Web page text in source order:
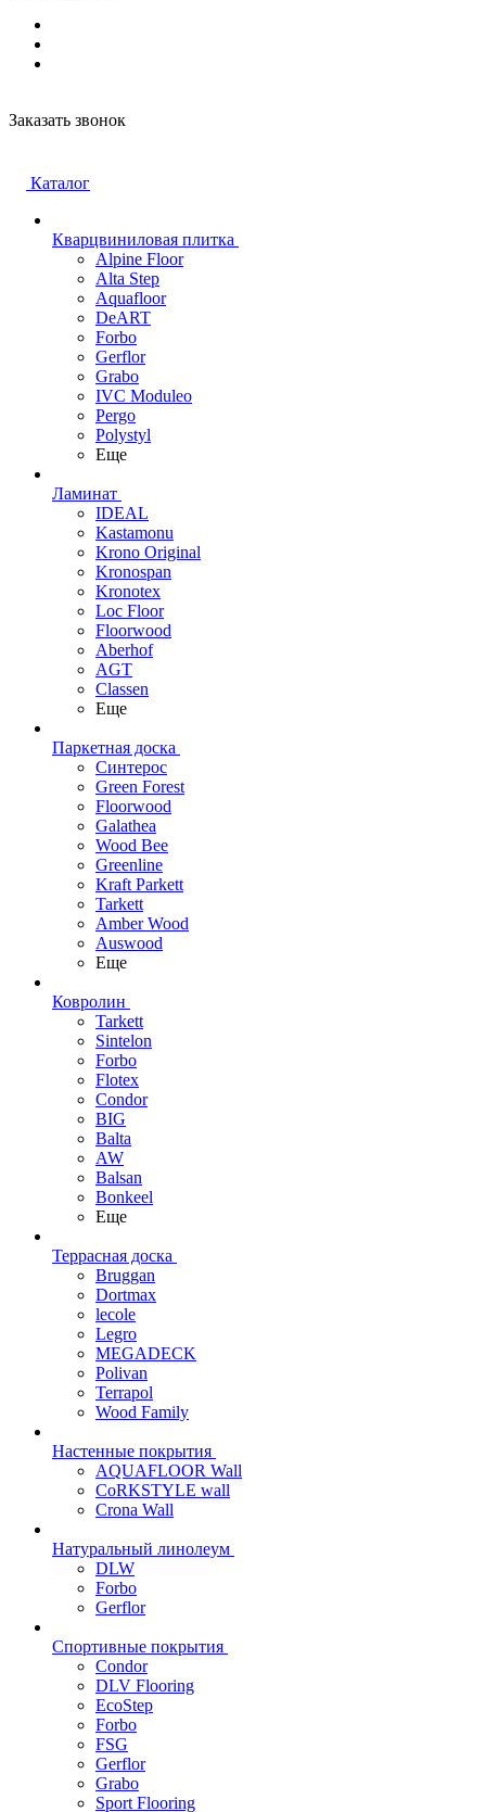
Заказать звонок
Каталог
Кварцвиниловая плитка
Alpine Floor
Alta Step
Aquafloor
DeART
Forbo
Gerflor
Grabo
IVC Moduleo
Pergo
Polystyl
Еще
Ламинат
IDEAL
Kastamonu
Krono Original
Kronospan
Kronotex
Loc Floor
Floorwood
Aberhof
AGT
Classen
Еще
Паркетная доска
Синтерос
Green Forest
Floorwood
Galathea
Wood Bee
Greenline
Kraft Parkett
Tarkett
Amber Wood
Auswood
Еще
Ковролин
Tarkett
Sintelon
Forbo
Flotex
Condor
BIG
Balta
AW
Balsan
Bonkeel
Еще
Террасная доска
Bruggan
Dortmax
lecole
Legro
MEGADECK
Polivan
Terrapol
Wood Family
Настенные покрытия
AQUAFLOOR Wall
CoRKSTYLE wall
Crona Wall
Натуральный линолеум
DLW
Forbo
Gerflor
Спортивные покрытия
Condor
DLV Flooring
EcoStep
Forbo
FSG
Gerflor
Grabo
Sport Flooring